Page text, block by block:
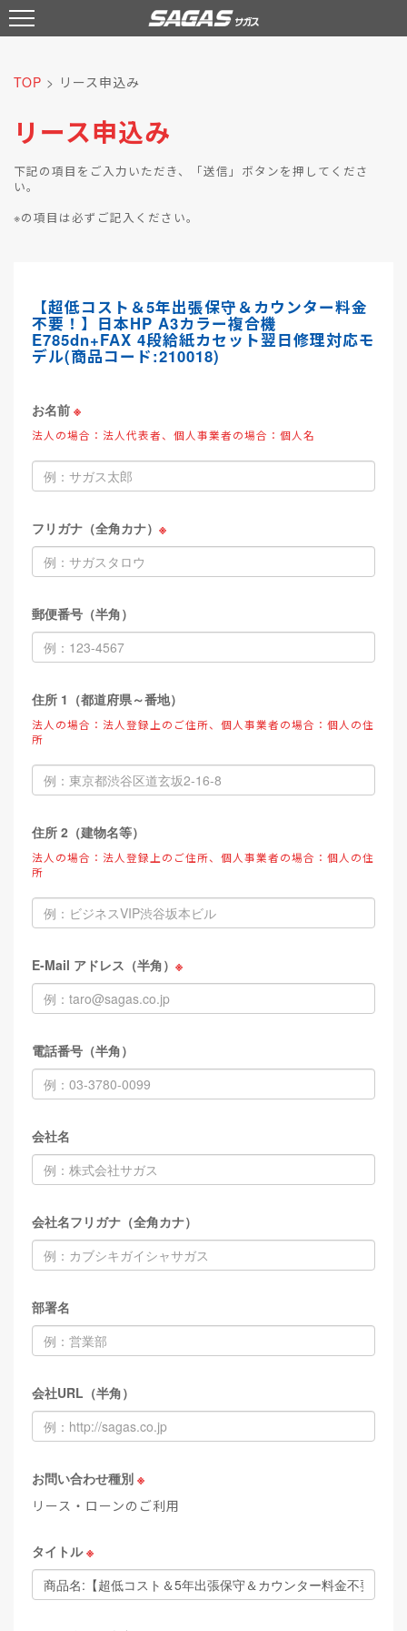
TOP > リース申込み
リース申込み
下記の項目をご入力いただき、「送信」ボタンを押してくださ
い。
※の項目は必ずご記入ください。
【超低コスト＆5年出張保守＆カウンター料金
不要！】日本HP A3カラー複合機
E785dn+FAX 4段給紙カセット翌日修理対応モ
デル(商品コード:210018)
お名前 ※
法人の場合：法人代表者、個人事業者の場合：個人名
フリガナ（全角カナ） ※
郵便番号（半角）
住所 1（都道府県～番地）
法人の場合：法人登録上のご住所、個人事業者の場合：個人の住
所
住所 2（建物名等）
法人の場合：法人登録上のご住所、個人事業者の場合：個人の住
所
E-Mail アドレス（半角） ※
電話番号（半角）
会社名
会社名フリガナ（全角カナ）
部署名
会社URL（半角）
お問い合わせ種別 ※
リース・ローンのご利用
タイトル※